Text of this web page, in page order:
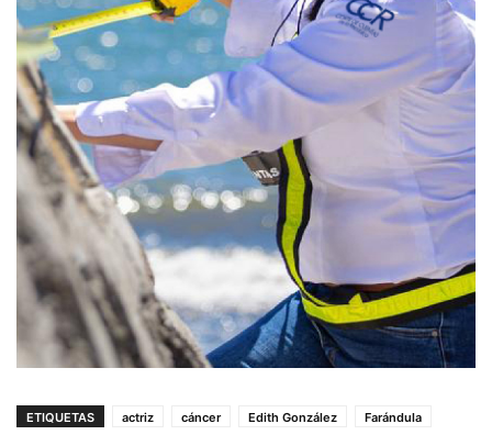
ETIQUETAS actriz cáncer Edith González Farándula